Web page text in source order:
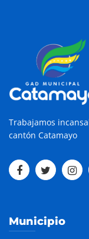
Trabajamos
cantón Catamayo
Municipio